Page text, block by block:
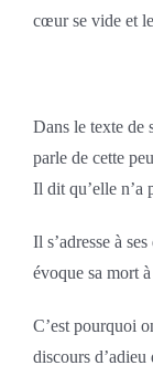
cœur se vide et
Dans le texte de
parle de cette
Il dit qu’elle n’a
Il s’adresse à
évoque sa mort
C’est pourquoi
discours d’adieu